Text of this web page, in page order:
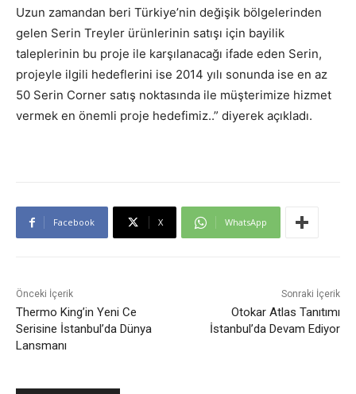
Uzun zamandan beri Türkiye’nin değişik bölgelerinden
gelen Serin Treyler ürünlerinin satışı için bayilik
taleplerinin bu proje ile karşılanacağı ifade eden Serin,
projeyle ilgili hedeflerini ise 2014 yılı sonunda ise en az
50 Serin Corner satış noktasında ile müşterimize hizmet
vermek en önemli proje hedefimiz..” diyerek açıkladı.
Facebook X WhatsApp
Önceki İçerik
Thermo King’in Yeni Ce
Serisine İstanbul’da Dünya
Lansmanı
Sonraki İçerik
Otokar Atlas Tanıtımı
İstanbul’da Devam Ediyor